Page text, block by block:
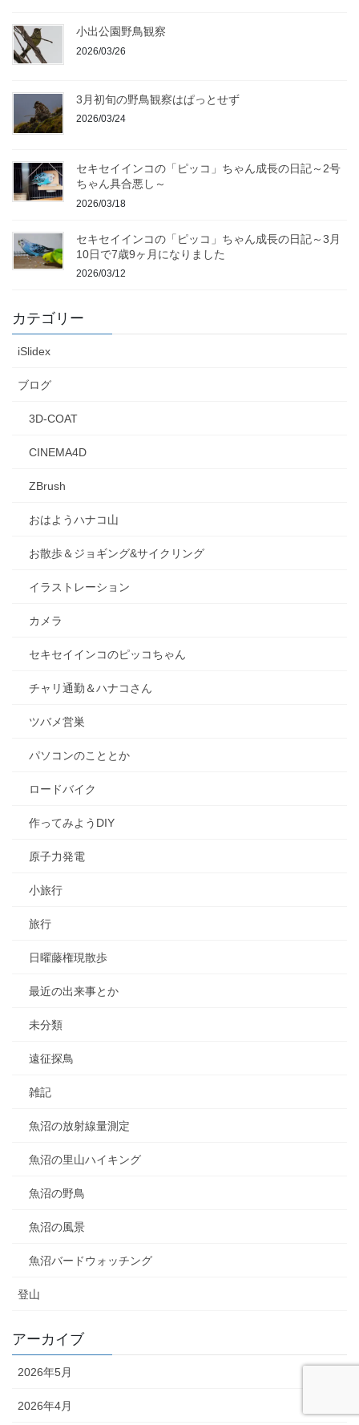
小出公園野鳥観察
2026/03/26
3月初旬の野鳥観察はぱっとせず
2026/03/24
セキセイインコの「ピッコ」ちゃん成長の日記～2号
ちゃん具合悪し～
2026/03/18
セキセイインコの「ピッコ」ちゃん成長の日記～3月
10日で7歳9ヶ月になりました
2026/03/12
カテゴリー
iSlidex
ブログ
3D-COAT
CINEMA4D
ZBrush
おはようハナコ山
お散歩＆ジョギング&サイクリング
イラストレーション
カメラ
セキセイインコのピッコちゃん
チャリ通勤＆ハナコさん
ツバメ営巣
パソコンのこととか
ロードバイク
作ってみようDIY
原子力発電
小旅行
旅行
日曜藤権現散歩
最近の出来事とか
未分類
遠征探鳥
雑記
魚沼の放射線量測定
魚沼の里山ハイキング
魚沼の野鳥
魚沼の風景
魚沼バードウォッチング
登山
アーカイブ
2026年5月
2026年4月